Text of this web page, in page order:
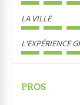
LA VILLE
L'EXPÉRIENCE
PROS